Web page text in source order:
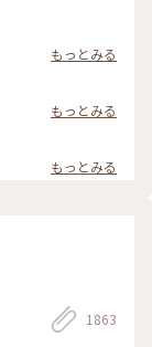
もっとみる
もっとみる
もっとみる
1863